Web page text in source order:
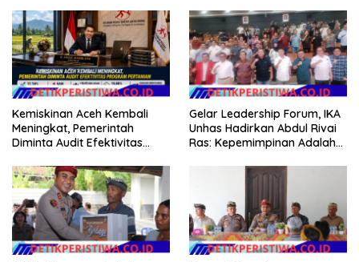
Kemiskinan Aceh Kembali
Meningkat, Pemerintah
Diminta Audit Efektivitas
Gelar Leadership Forum, IKA
Unhas Hadirkan Abdul Rivai
Ras: Kepemimpinan Adalah